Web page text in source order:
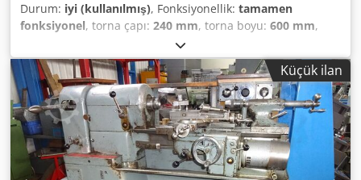
Durum: iyi (kullanılmış), Fonksiyonellik: tamamen
fonksiyonel, torna çapı: 240 mm, torna boyu: 600 mm,
Satılık bir Boley torna tezgahı Kılavuzlar ve eşmerkezlilik
hala çok iyi (resimlere bakın) Merkez mesafesi 600 mm
Tornalama çapı 240 mm iş mili deliği: 20 mm Birçok
aksesuar (dolap dahil) IDEAL TAHSILAT TARIHI 06.02.2024
Cedpfx Absrdf A Ds Soha Talep üzerine, ek bir ücret
karşılığında yükleme ve nakliye (Avrupa çapında) organize
edilebilir. Fiyatlar artı KDV Randevu ile görüntüleme
mümkündür. Bize ulaşın, ekibimiz size yardımcı olmaktan
Küçük ilan